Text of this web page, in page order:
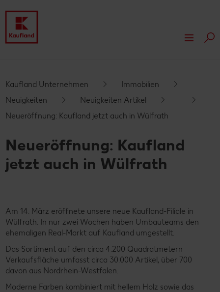
Unsere Werte
Unsere Kultur
Auszeichnungen
Kaufland-Eigenmarken
Lieferanten
Nachhaltigkeit
Unsere Nachhaltigkeitsmaßnahmen
Newsletter
Presse
Neuigkeiten
Newsletteranmeldung
Filialkonzepte
Expansion und Vermietung
Nachhaltige Bauweise
Kontakt
Fleischwerke
Unsere Kompetenzen
Unsere Tradition
Unser Tierwohlprogramm
Regionale Aktionen
Kaufland Soccer Cup
Kaufland Unternehmen
Immobilien
Neuigkeiten
Neuigkeiten Artikel
Neueröffnung: Kaufland jetzt auch in Wülfrath
Neueröffnung: Kaufland
jetzt auch in Wülfrath
Am 14. März eröffnete unsere neue Kaufland-Filiale in
Wülfrath. In nur zwei Wochen haben Umbauteams den
ehemaligen Real-Markt auf Kaufland umgestellt.
Das Sortiment auf den circa 4.200 Quadratmetern
Verkaufsfläche umfasst circa 30.000 Artikel, über 700
davon aus Nordrhein-Westfalen.
Moderne Farben kombiniert mit hellem Holz sowie das